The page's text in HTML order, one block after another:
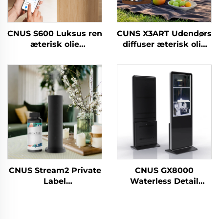
CNUS S600 Luksus ren
æterisk olie
Logo Aroma Diffuser
Wifi Control Elektrisk
luftfriskermaskine
CUNS X3ART Udendørs
diffuser æterisk olie
diffusionsaroma
diffuser bil luftfrisker
vandfri
CNUS Stream2 Private
Label
CNUS GX8000
Waterless Detail